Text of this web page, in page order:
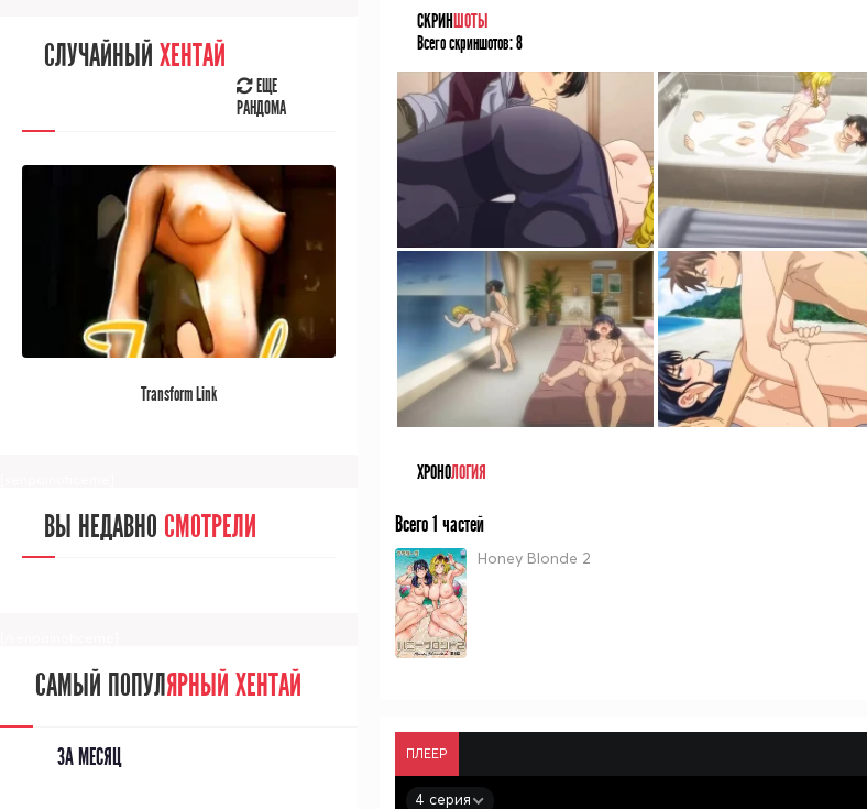
СКРИНШОТЫ
Всего скриншотов:8
ХРОНОЛОГИЯ
Всего 1 частей
Honey Blonde 2
ПЛЕЕР
4 серия
СЛУЧАЙНОЕ АНИМЕ
РАНДОМА
ВЫ НЕДАВНОСМОТРЕЛИ
[/senpainoticeme]
САМЫЙ ПОПУЛЯРНЫЙ АНИМЕ
СЛУЧАЙНЫЙ ХЕНТАЙ
ЕЩЕ
РАНДОМА
Transform Link
ВЫ НЕДАВНО СМОТРЕЛИ
САМЫЙ ПОПУЛЯРНЫЙ ХЕНТАЙ
ЗА МЕСЯЦ